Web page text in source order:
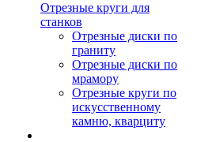
Отрезные круги для
станков
Отрезные диски по
граниту
Отрезные диски по
мрамору
Отрезные круги по
искусственному
камню, кварциту